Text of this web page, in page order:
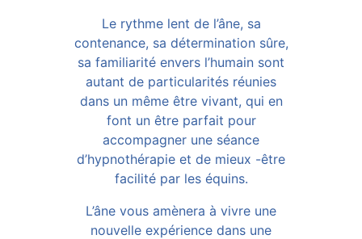
Le rythme lent de l’âne, sa
contenance, sa détermination sûre,
sa familiarité envers l’humain sont
autant de particularités réunies
dans un même être vivant, qui en
font un être parfait pour
accompagner une séance
d’hypnothérapie et de mieux -être
facilité par les équins.
L’âne vous amènera à vivre une
nouvelle expérience dans une